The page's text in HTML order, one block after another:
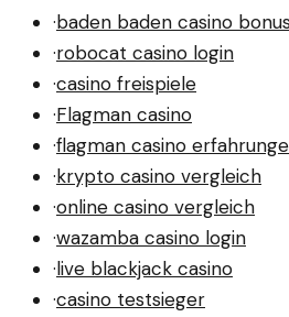
·baden baden casino
·robocat casino login
·casino freispiele
·Flagman casino
·flagman casino
·krypto casino vergleich
·online casino vergleich
·wazamba casino login
·live blackjack casino
·casino testsieger